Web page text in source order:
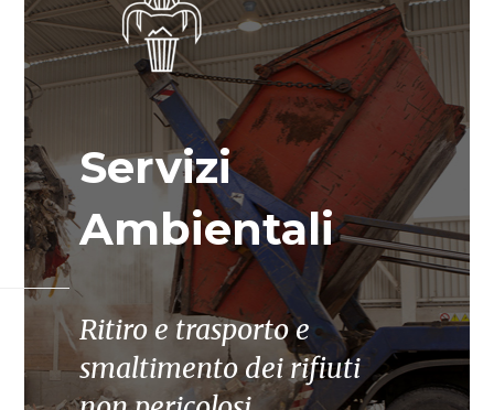
Servizi
Ambientali
Ritiro e trasporto e
smaltimento dei rifiuti